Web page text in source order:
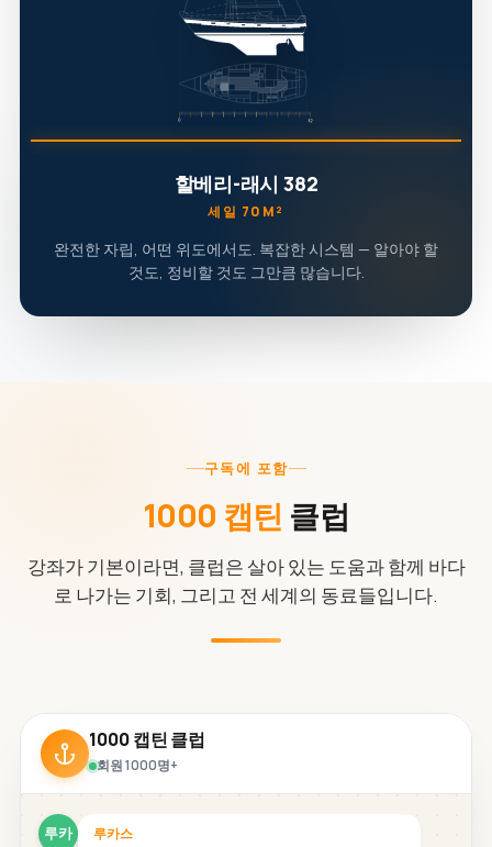
할베리-래시 382
세일 70M²
완전한 자립, 어떤 위도에서도. 복잡한 시스템 — 알아야 할
것도, 정비할 것도 그만큼 많습니다.
구독에 포함
1000 캡틴 클럽
강좌가 기본이라면, 클럽은 살아 있는 도움과 함께 바다
로 나가는 기회, 그리고 전 세계의 동료들입니다.
1000 캡틴 클럽
회원 1000명+
루카 루카스